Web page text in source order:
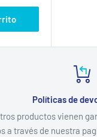
Políticas de
vienen
de nuestra pagina o